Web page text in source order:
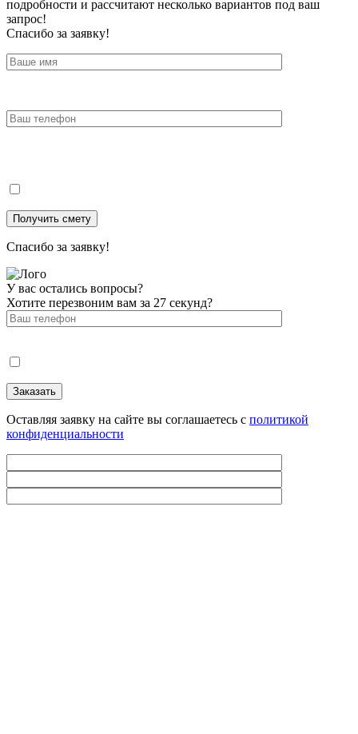
подробности и рассчитают несколько вариантов под ваш
запрос!
Спасибо за заявку!
Спасибо за заявку!
У вас остались вопросы?
Хотите перезвоним вам за 27 секунд?
Оставляя заявку на сайте вы соглашаетесь с политикой
конфиденциальности